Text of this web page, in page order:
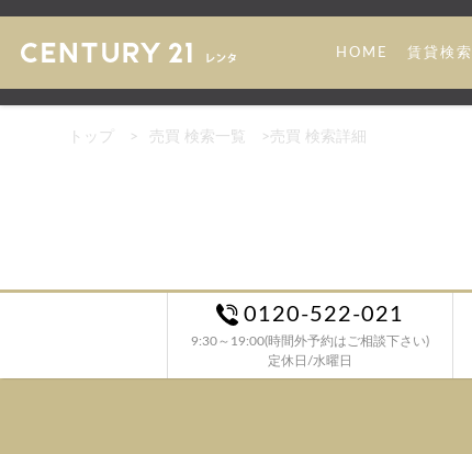
HOME 賃貸検索
トップ > 売買 検索一覧 >売買 検索詳細
0120-522-021
9:30～19:00(時間外予約はご相談下さい)
定休日/水曜日